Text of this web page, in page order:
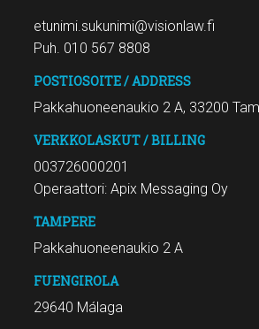
etunimi.sukunimi@visionlaw.fi
Puh. 010 567 8808
POSTIOSOITE / ADDRESS
Pakkahuoneenaukio 2 A, 33200
VERKKOLASKUT / BILLING
003726000201
Operaattori: Apix Messaging Oy
TAMPERE
Pakkahuoneenaukio 2 A
FUENGIROLA
29640 Málaga